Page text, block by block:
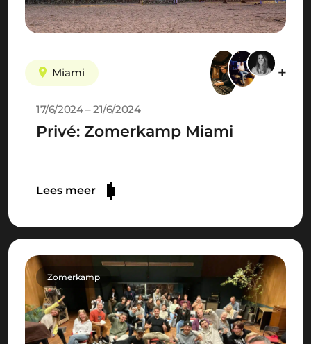
Miami
17/6/2024 – 21/6/2024
Privé: Zomerkamp Miami
Lees meer
Zomerkamp